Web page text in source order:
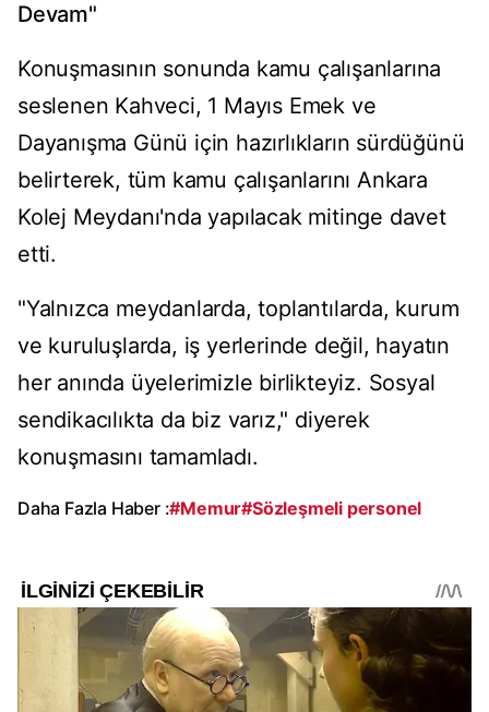
Devam"
Konuşmasının sonunda kamu çalışanlarına
seslenen Kahveci, 1 Mayıs Emek ve
Dayanışma Günü için hazırlıkların sürdüğünü
belirterek, tüm kamu çalışanlarını Ankara
Kolej Meydanı'nda yapılacak mitinge davet
etti.
"Yalnızca meydanlarda, toplantılarda, kurum
ve kuruluşlarda, iş yerlerinde değil, hayatın
her anında üyelerimizle birlikteyiz. Sosyal
sendikacılıkta da biz varız," diyerek
konuşmasını tamamladı.
Daha Fazla Haber :#Memur#Sözleşmeli personel